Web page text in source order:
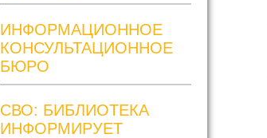
ИНФОРМАЦИОННОЕ
КОНСУЛЬТАЦИОННОЕ
БЮРО
СВО: БИБЛИОТЕКА
ИНФОРМИРУЕТ